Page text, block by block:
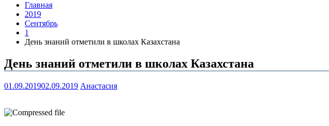
Главная
2019
Сентябрь
1
День знаний отметили в школах Казахстана
День знаний отметили в школах Казахстана
01.09.201902.09.2019 Анастасия